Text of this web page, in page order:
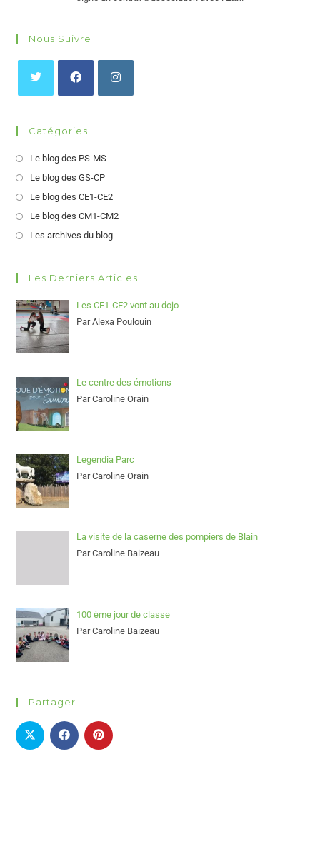
Nous Suivre
Catégories
Le blog des PS-MS
Le blog des GS-CP
Le blog des CE1-CE2
Le blog des CM1-CM2
Les archives du blog
Les Derniers Articles
Les CE1-CE2 vont au dojo
Par Alexa Poulouin
Le centre des émotions
Par Caroline Orain
Legendia Parc
Par Caroline Orain
La visite de la caserne des pompiers de Blain
Par Caroline Baizeau
100 ème jour de classe
Par Caroline Baizeau
Partager